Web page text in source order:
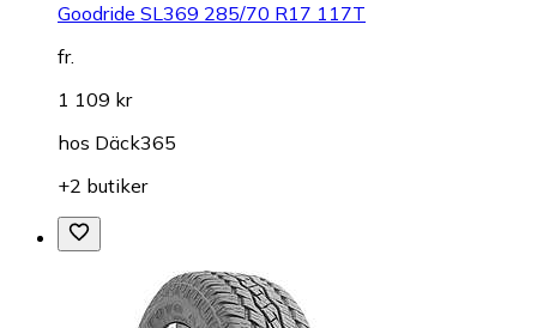
Goodride SL369 285/70 R17 117T
fr.
1 109 kr
hos Däck365
+2 butiker